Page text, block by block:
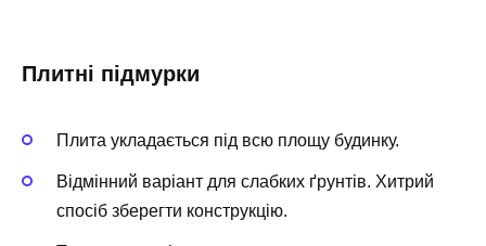
Плитні підмурки
Плита укладається під всю площу будинку.
Відмінний варіант для слабких ґрунтів. Хитрий
спосіб зберегти конструкцію.